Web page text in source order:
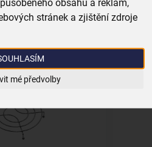
obsahu a reklam,
stránek a zjištění zdroje
mé předvolby
produkty
produkty